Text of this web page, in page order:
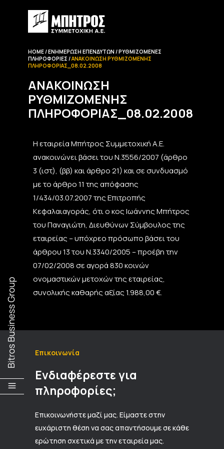
HOME ΕΝΗΜΈΡΩΣΗ EΠΕΝΔΥΤΏΝ
ΡΥΘΜΙΖΌΜΕΝΕΣ
ΠΛΗΡΟΦΟΡΊΕΣ
ΑΝΑΚΟΊΝΩΣΗ ΡΥΘΜΙΖΌΜΕΝΗΣ
ΠΛΗΡΟΦΟΡΊΑΣ_08.02.2008
ΑΝΑΚΟΊΝΩΣΗ
ΡΥΘΜΙΖΌΜΕΝΗΣ
ΠΛΗΡΟΦΟΡΊΑΣ_08.02.2008
Η εταιρεία Μπήτρος Συμμετοχική Α.Ε.
ανακοινώνει βάσει του Ν.3556/2007 (άρθρο
3 (ιστ), (ββ) και άρθρο 21) και σε συνδυασμό
με το άρθρο 11 της απόφασης
1/434/03.07.2007 της Επιτροπής
Κεφαλαιαγοράς, ότι ο κος Ιωάννης Μπήτρος
του Παναγιώτη, Διευθύνων Σύμβουλος της
εταιρείας – υπόχρεο πρόσωπο βάσει του
άρθρου 13 του Ν.3340/2005 – προέβη την
07/02/2008 σε αγορά 830 κοινών
ονομαστικών μετοχών της εταιρείας,
συνολικής καθαρής αξίας 1.988,00 €.
Επικοινωνία
Ενδιαφέρεστε για
πληροφορίες;
Επικοινωνήστε μαζί μας. Είμαστε στην
ευχάριστη θέση να σας απαντήσουμε σε κάθε
ερώτηση σχετικά με την εταιρεία μας.